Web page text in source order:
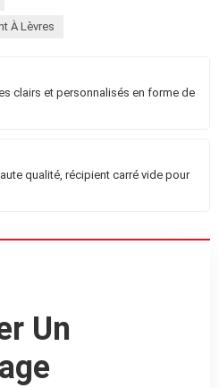
À Lèvres
clairs et personnalisés en forme de
qualité, récipient carré vide pour